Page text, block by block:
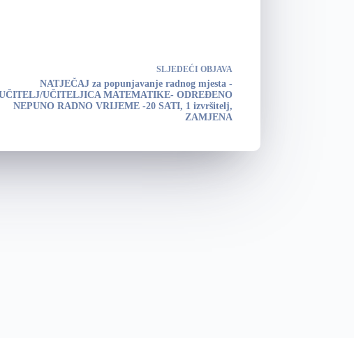
SLJEDEĆI OBJAVA
NATJEČAJ za popunjavanje radnog mjesta -
UČITELJICA MATEMATIKE- ODREĐENO
NEPUNO RADNO VRIJEME -20 SATI, 1 izvršitelj,
ZAMJENA